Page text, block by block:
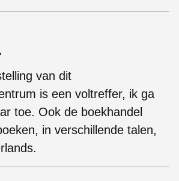
van dit
is een voltreffer, ik ga
toe. Ook de boekhandel
in verschillende talen,